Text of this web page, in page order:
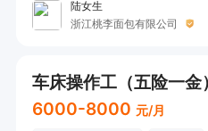
陆女生
浙江桃李面包有限公司
车床操作工（五险一金）
6000-8000 元/月